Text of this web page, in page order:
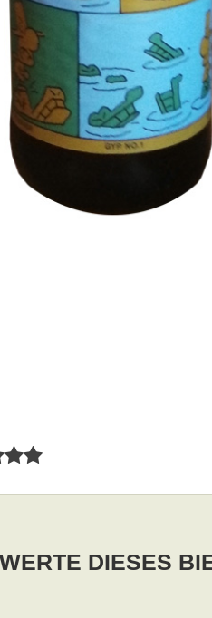
DIESES